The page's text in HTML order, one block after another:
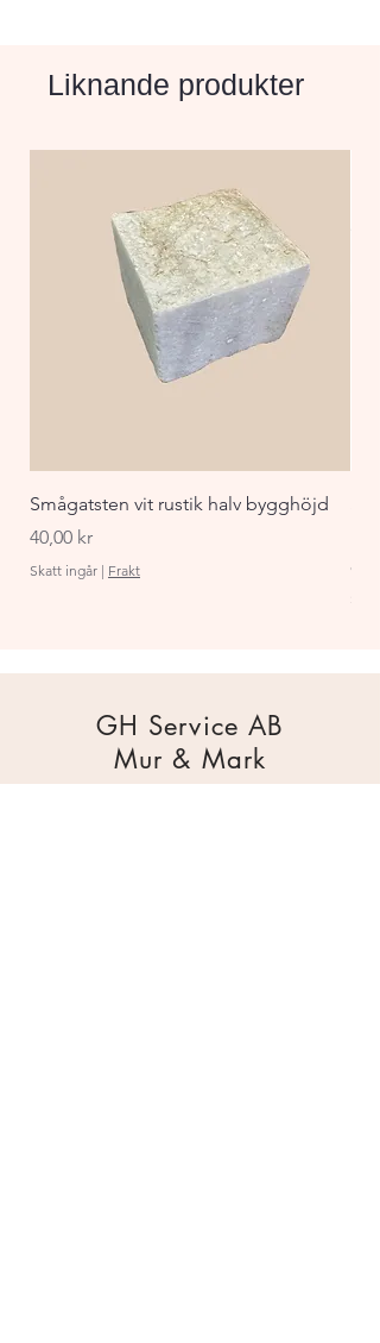
Liknande produkter
Smågatsten vit rustik halv bygghöjd
Pris
40,00 kr
Skatt ingår | Frakt
Pris
GH Service AB
Mur & Mark